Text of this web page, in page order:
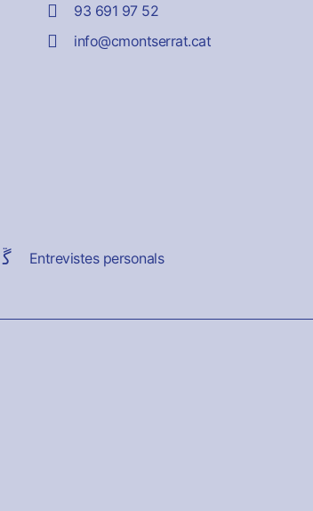
93 691 97 52
info@cmontserrat.cat
Entrevistes personals